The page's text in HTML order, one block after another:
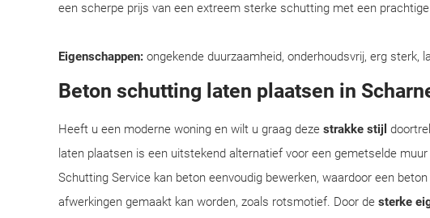
een scherpe prijs van een extreem sterke schutting met een
Eigenschappen: ongekende duurzaamheid, onderhoudsvrij, erg sterk,
Beton schutting laten plaatsen in
Heeft u een moderne woning en wilt u graag deze strakke stijl
laten plaatsen is een uitstekend alternatief voor een gemetselde
Schutting Service kan beton eenvoudig bewerken, waardoor een
afwerkingen gemaakt kan worden, zoals rotsmotief. Door de sterke